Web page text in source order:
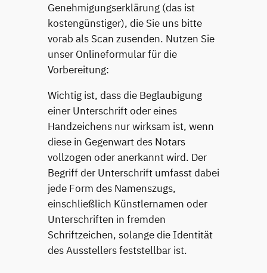
Genehmigungserklärung (das ist
kostengünstiger), die Sie uns bitte
vorab als Scan zusenden. Nutzen Sie
unser Onlineformular für die
Vorbereitung:
Wichtig ist, dass die Beglaubigung
einer Unterschrift oder eines
Handzeichens nur wirksam ist, wenn
diese in Gegenwart des Notars
vollzogen oder anerkannt wird. Der
Begriff der Unterschrift umfasst dabei
jede Form des Namenszugs,
einschließlich Künstlernamen oder
Unterschriften in fremden
Schriftzeichen, solange die Identität
des Ausstellers feststellbar ist.